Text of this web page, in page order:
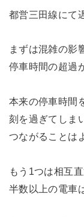
都営三田線にて
まずは混雑の影
停車時間の超過
本来の停車時間
刻を過ぎてしま
つながることは
もう1つは相互
半数以上の電車